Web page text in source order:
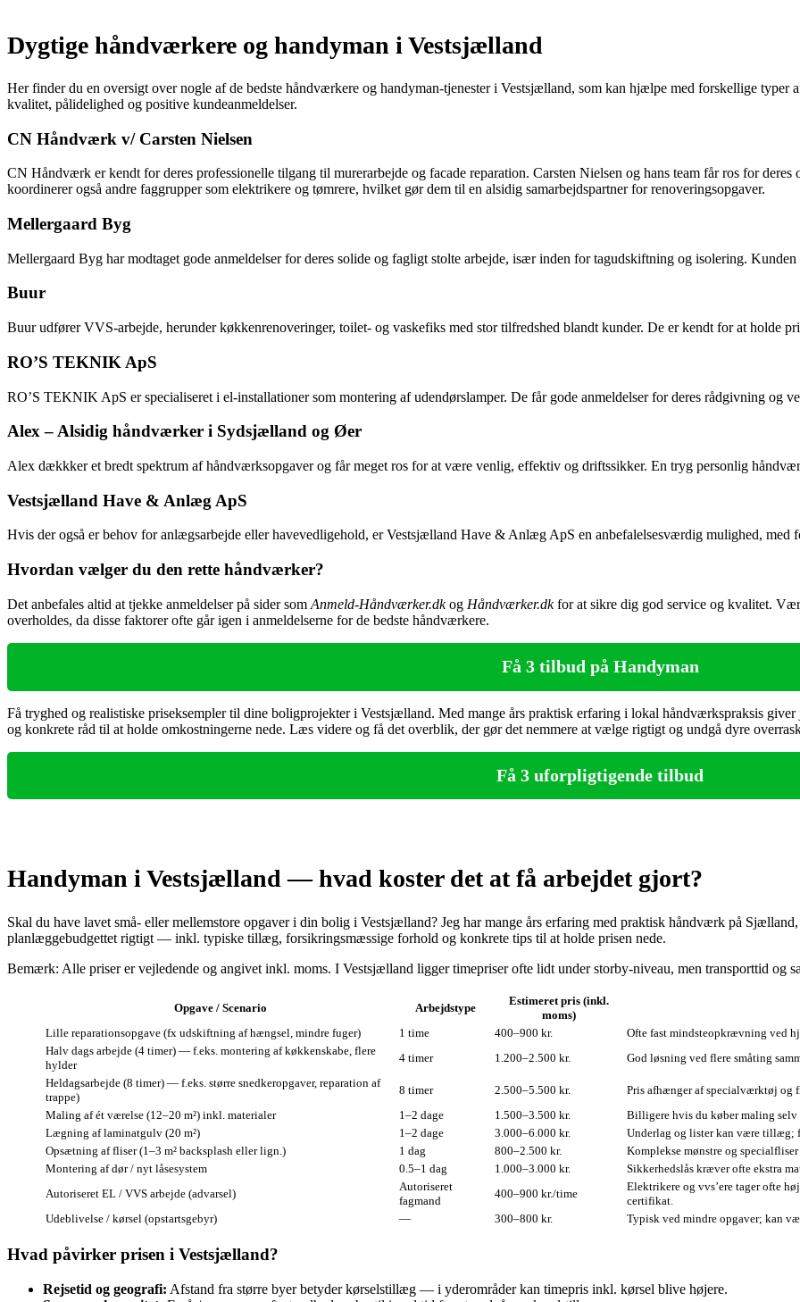
Dygtige håndværkere og handyman i Vestsjælland
Her finder du en oversigt over nogle af de bedste håndværkere og handyman-tjenester i Vestsjælland, som kan hjælpe med forskellige
kvalitet, pålidelighed og positive kundeanmeldelser.
CN Håndværk v/ Carsten Nielsen
CN Håndværk er kendt for deres professionelle tilgang til murerarbejde og facade reparation. Carsten Nielsen og hans team får ros for
koordinerer også andre faggrupper som elektrikere og tømrere, hvilket gør dem til en alsidig samarbejdspartner for renoveringsopgaver.
Mellergaard Byg
Mellergaard Byg har modtaget gode anmeldelser for deres solide og fagligt stolte arbejde, især inden for tagudskiftning og isolering.
Buur
Buur udfører VVS-arbejde, herunder køkkenrenoveringer, toilet- og vaskefiks med stor tilfredshed blandt kunder. De er kendt for at holde
RO’S TEKNIK ApS
RO’S TEKNIK ApS er specialiseret i el-installationer som montering af udendørslamper. De får gode anmeldelser for deres rådgivning og
Alex – Alsidig håndværker i Sydsjælland og Øer
Alex dækkker et bredt spektrum af håndværksopgaver og får meget ros for at være venlig, effektiv og driftssikker. En tryg personlig
Vestsjælland Have & Anlæg ApS
Hvis der også er behov for anlægsarbejde eller havevedligehold, er Vestsjælland Have & Anlæg ApS en anbefalelsesværdig mulighed, med
Hvordan vælger du den rette håndværker?
Det anbefales altid at tjekke anmeldelser på sider som Anmeld-Håndværker.dkog Håndværker.dkfor at sikre dig god service og kvalitet.
overholdes, da disse faktorer ofte går igen i anmeldelserne for de bedste håndværkere.
Få 3 tilbud på Handyman
Få tryghed og realistiske priseksempler til dine boligprojekter i Vestsjælland. Med mange års praktisk erfaring i lokal håndværkspraksis
og konkrete råd til at holde omkostningerne nede. Læs videre og få det overblik, der gør det nemmere at vælge rigtigt og undgå dyre
Få 3 uforpligtigende tilbud
Handyman i Vestsjælland — hvad koster det at få arbejdet gjort?
Skal du have lavet små‑ eller mellemstore opgaver i din bolig i Vestsjælland? Jeg har mange års erfaring med praktisk håndværk på
planlæggebudgettet rigtigt — inkl. typiske tillæg, forsikringsmæssige forhold og konkrete tips til at holde prisen nede.
Bemærk: Alle priser er vejledende og angivet inkl. moms. I Vestsjælland ligger timepriser ofte lidt under storby‑niveau, men transporttid og
Opgave / Scenario Arbejdstype
Estimeret pris (inkl.
moms)
Lille reparationsopgave (fx udskiftning af hængsel, mindre fuger)
1 time 400–900 kr.
Ofte fast mindsteopkrævning ved
Halv dags arbejde (4 timer) — f.eks. montering af køkkenskabe, flere
hylder
4 timer 1.200–2.500 kr.
God løsning ved flere småting
Heldagsarbejde (8 timer) — f.eks. større snedkeropgaver, reparation af
trappe)
8 timer 2.500–5.500 kr.
Pris afhænger af specialværktøj og
Maling af ét værelse (12–20 m²) inkl. materialer
1–2 dage 1.500–3.500 kr.
Billigere hvis du køber maling selv
Lægning af laminatgulv (20 m²)
1–2 dage 3.000–6.000 kr.
Underlag og lister kan være tillæg;
Opsætning af fliser (1–3 m² backsplash eller lign.)
1 dag 800–2.500 kr.
Komplekse mønstre og specialfliser
Montering af dør / nyt låsesystem
0.5–1 dag 1.000–3.000 kr.
Sikkerhedslås kræver ofte ekstra
Autoriseret EL / VVS arbejde (advarsel)
Autoriseret
fagmand
400–900 kr./time
Elektrikere og vvs’ere tager ofte
certifikat.
Udeblivelse / kørsel (opstartsgebyr)
— 300–800 kr. Typisk ved mindre opgaver; kan
Hvad påvirker prisen i Vestsjælland?
Rejsetid og geografi: Afstand fra større byer betyder kørselstillæg — i yderområder kan timepris inkl. kørsel blive højere.